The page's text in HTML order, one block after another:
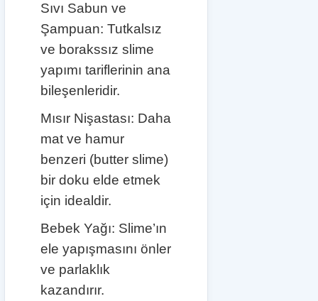
Sıvı Sabun ve
Şampuan: Tutkalsız
ve borakssız slime
yapımı tariflerinin ana
bileşenleridir.
Mısır Nişastası: Daha
mat ve hamur
benzeri (butter slime)
bir doku elde etmek
için idealdir.
Bebek Yağı: Slime’ın
ele yapışmasını önler
ve parlaklık
kazandırır.